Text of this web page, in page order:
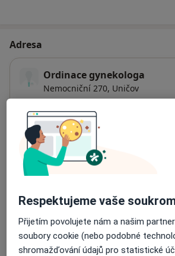
Adresa
Ordinace gynekologa
Nemocniční 270, Uničov
Dostupnost
Na této adrese online kalendář
Co mám v takové situaci udělat?
Na teto adrese lékař přijímá
Detaily
Respektujeme vaše
Přijetím povolujete nám a našim
soubory cookie (nebo podobné
shromažďování údajů pro statistické